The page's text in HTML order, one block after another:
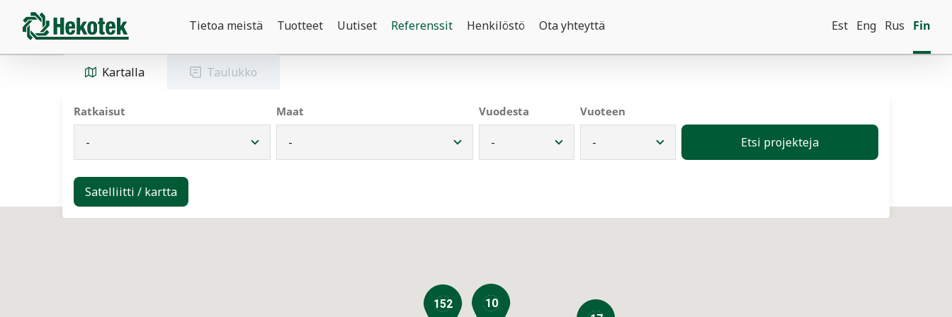
Tietoa meistä Tuotteet Uutiset Referenssit Henkilöstö Ota yhteyttä Est Eng Rus Fin
Kartalla Taulukko
Ratkaisut Maat Vuodesta Vuoteen
Etsi projekteja
Satelliitti / kartta
152
10